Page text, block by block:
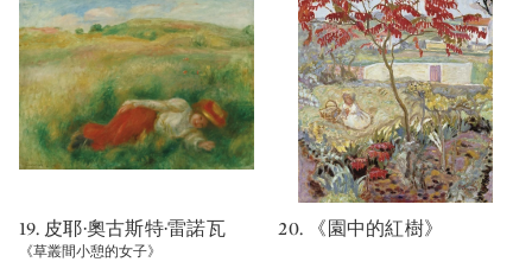
19. 皮耶·奧古斯特·雷諾瓦
《草叢間小憩的女子》
20. 《園中的紅樹》